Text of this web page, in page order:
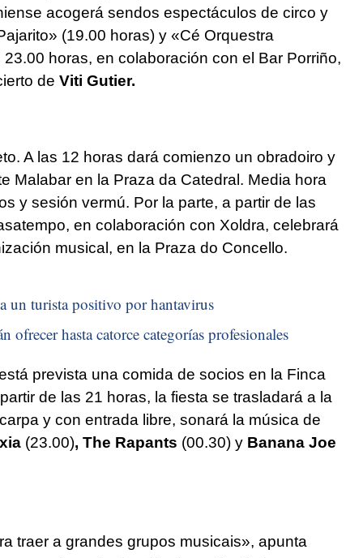
acogerá sendos espectáculos de circo y
» (19.00 horas) y «Cé Orquestra
horas, en colaboración con el Bar Porriño,
de Viti Gutier.
A las 12 horas dará comienzo un obradoiro y
Malabar en la Praza da Catedral. Media hora
y sesión vermú. Por la parte, a partir de las
en colaboración con Xoldra, celebrará
musical, en la Praza do Concello.
un turista positivo por hantavirus
ofrecer hasta catorce categorías profesionales
prevista una comida de socios en la Finca
de las 21 horas, la fiesta se trasladará a la
y con entrada libre, sonará la música de
(23.00), The Rapants (00.30) y Banana Joe
traer a grandes grupos musicais», apunta